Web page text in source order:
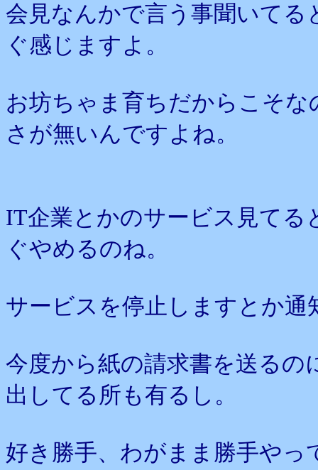
会見なんかで言う事聞いて
ぐ感じますよ。
お坊ちゃま育ちだからこそ
さが無いんですよね。
IT企業とかのサービス見てる
ぐやめるのね。
サービスを停止しますとか
今度から紙の請求書を送る
出してる所も有るし。
好き勝手、わがまま勝手や